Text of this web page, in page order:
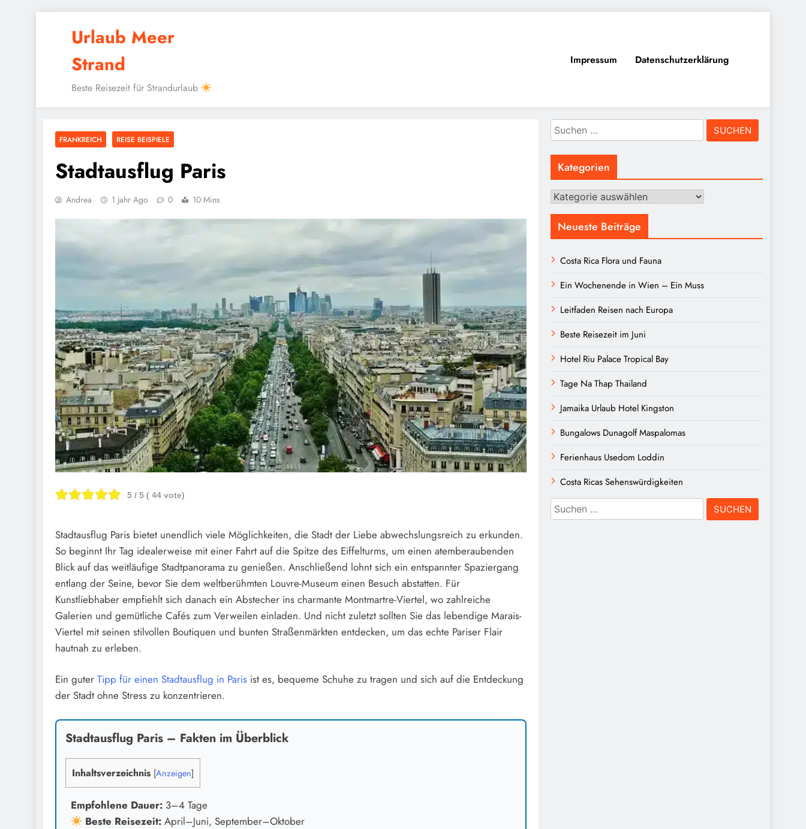
Urlaub Meer
Strand
Beste Reisezeit für Strandurlaub
Impressum Datenschutzerklärung
FRANKREICH REISE BEISPIELE
Stadtausflug Paris
Andrea 1 Jahr Ago 0 10 Mins
5 / 5 ( 44 vote)
Stadtausflug Paris bietet unendlich viele Möglichkeiten, die Stadt der Liebe abwechslungsreich zu erkunden.
So beginnt Ihr Tag idealerweise mit einer Fahrt auf die Spitze des Eiffelturms, um einen atemberaubenden
Blick auf das weitläufige Stadtpanorama zu genießen. Anschließend lohnt sich ein entspannter Spaziergang
entlang der Seine, bevor Sie dem weltberühmten Louvre-Museum einen Besuch abstatten. Für
Kunstliebhaber empfiehlt sich danach ein Abstecher ins charmante Montmartre-Viertel, wo zahlreiche
Galerien und gemütliche Cafés zum Verweilen einladen. Und nicht zuletzt sollten Sie das lebendige Marais-
Viertel mit seinen stilvollen Boutiquen und bunten Straßenmärkten entdecken, um das echte Pariser Flair
hautnah zu erleben.
Ein guter Tipp für einen Stadtausflug in Paris ist es, bequeme Schuhe zu tragen und sich auf die Entdeckung
der Stadt ohne Stress zu konzentrieren.
Stadtausflug Paris – Fakten im Überblick
Inhaltsverzeichnis [Anzeigen]
Empfohlene Dauer:3–4 Tage
Beste Reisezeit:April–Juni, September–Oktober
Suchen
nach:
Kategorien
Kategorien
Neueste Beiträge
Costa Rica Flora und Fauna
Ein Wochenende in Wien – Ein Muss
Leitfaden Reisen nach Europa
Beste Reisezeit im Juni
Hotel Riu Palace Tropical Bay
Tage Na Thap Thailand
Jamaika Urlaub Hotel Kingston
Bungalows Dunagolf Maspalomas
Ferienhaus Usedom Loddin
Costa Ricas Sehenswürdigkeiten
Suchen
nach: